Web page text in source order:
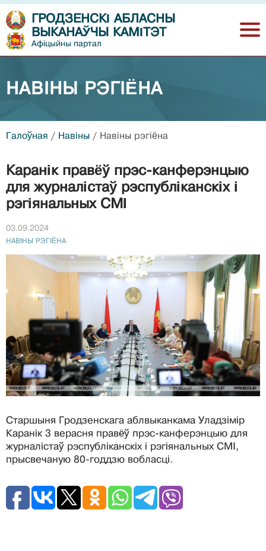
ГРОДЗЕНСКІ АБЛАСНЫ
ВЫКАНАЎЧЫ КАМІТЭТ
Афіцыйны партал
НАВIНЫ РЭГIЁНА
Галоўная / Навiны / Навiны рэгiёна
Каранік правёў прэс-канферэнцыю
для журналістаў рэспубліканскіх і
рэгіянальных СМІ
03.09.2024
НАВIНЫ РЭГIЁНА
Cтаршыня Гродзенскага аблвыканкама Уладзімір
Каранік 3 верасня правёў прэс-канферэнцыю для
журналістаў рэспубліканскіх і рэгіянальных СМІ,
прысвечаную 80-годдзю вобласці.